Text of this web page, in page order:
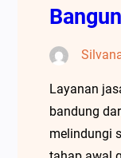
Layanan
bandung
melindungi